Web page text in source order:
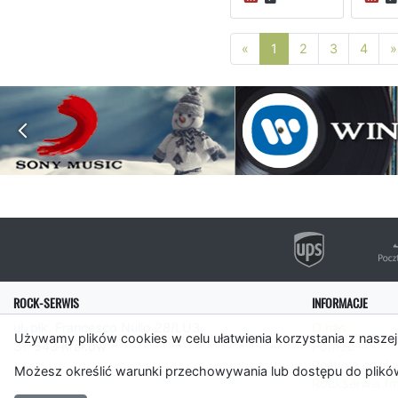
Używamy plików cookies w celu ułatwienia korzystania z
Możesz określić warunki przechowywania lub dostępu do
« Poprzednia strona
1 2 3 4 »
ROCK-SERWIS
31-543 Kraków
INFORMACJE
Pomoc
Polityka